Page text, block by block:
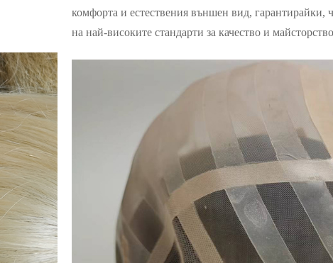
комфорта и естествения външен вид, гарантирайки,
на най-високите стандарти за качество и